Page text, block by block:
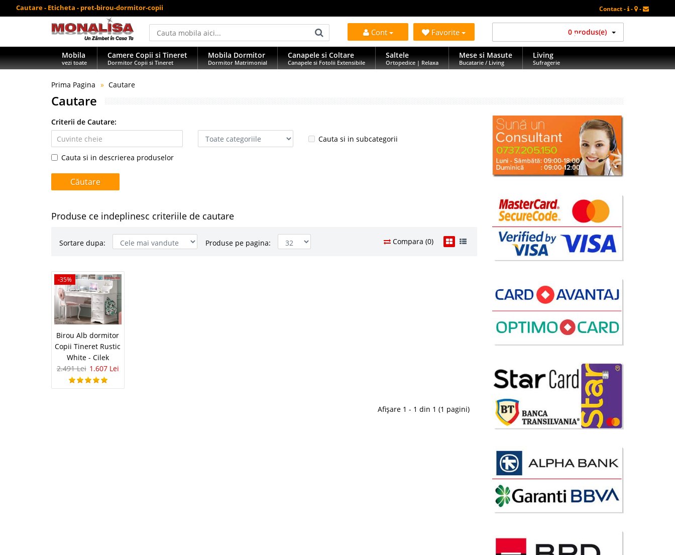
Cautare - Eticheta - pret-birou-dormitor-copii Contact - - -
Cont Favorite 0 produs(e)
Mobila
vezi toate
Camere Copii si Tineret
Dormitor Copii si Tineret
Mobila Dormitor
Dormitor Matrimonial
Canapele si Coltare
Canapele si Fotolii Extensibile
Saltele
Ortopedice | Relaxa
Mese si Masute
Bucatarie / Living
Living
Sufragerie
Prima Pagina Cautare
Cautare
Criterii de Cautare:
Cauta si in subcategorii
Cauta si in descrierea produselor
Produse ce indeplinesc criteriile de cautare
Compara (0)
Sortare dupa: Produse pe pagina:
-35%
-35%
Birou Alb dormitor
Copii Tineret Rustic
White - Cilek
2.491 Lei 1.607 Lei
Afișare 1 - 1 din 1 (1 pagini)